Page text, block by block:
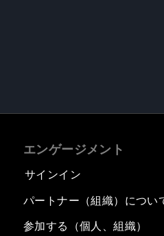
エンゲージメント
サインイン
パートナー（組織）につい
参加する（個人、組織）